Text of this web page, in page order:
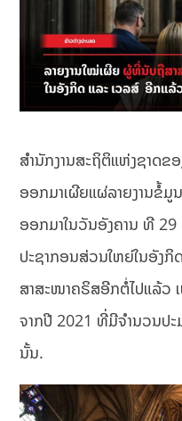
ສຳນັກງານສະຖິຕິແຫ່ງຊາດຂ
ອອກມາເຜີຍແຜ່ລາຍງານຂໍ້ມູ
ອອກມາໃນວັນອັງຄານ ທີ
ປະຊາກອນສ່ວນໃຫຍ່ໃນອັງ
ສາສະໜາຄຣິສອີກຕໍ່ໄປແລ້ວ
ຈາກປີ 2021 ທີ່ມີຈຳນວນປະ
ນັ້ນ.